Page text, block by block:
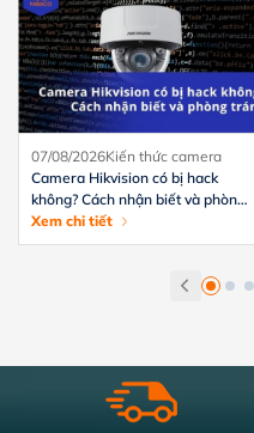
07/08/2026Kiến thức camera
Camera Hikvision có bị hack
không? Cách nhận biết và phòng
tránh hiệu quả
Xem chi tiết